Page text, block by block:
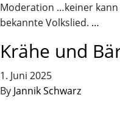
Moderation …keiner
bekannte Volkslied. …
Krähe und
1. Juni 2025
By Jannik Schwarz